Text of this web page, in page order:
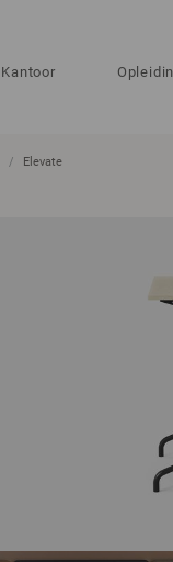
Kantoor
Elevate